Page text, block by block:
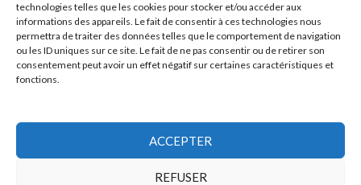
technologies telles que les cookies pour stocker et/ou accéder aux
informations des appareils. Le fait de consentir à ces technologies nous
permettra de traiter des données telles que le comportement de navigation
ou les ID uniques sur ce site. Le fait de ne pas consentir ou de retirer son
consentement peut avoir un effet négatif sur certaines caractéristiques et
fonctions.
ACCEPTER
REFUSER
Compte-rendu du concert de Baalbeck, Liban (2016)
Compte-rendu du concert de Monaco (2011)
Bilan de la tournée <2011>